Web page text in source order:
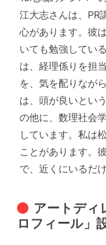
江大志さんは、PR
心があります。彼
いても勉強してい
は、経理係りを担
を、気を配りなが
は、頭が良いとい
の他に、数理社会
しています。私は
ことがあります。
で、近くにいるだ
アートディ
ロフィール」